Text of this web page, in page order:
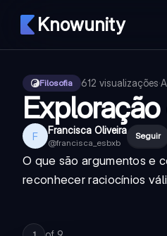
Knowunity
Filosofia 612 visualizações·
F Francisca Oliveira
@francisca_esbxb
Seguir
O que são argumentos e
reconhecer raciocínios